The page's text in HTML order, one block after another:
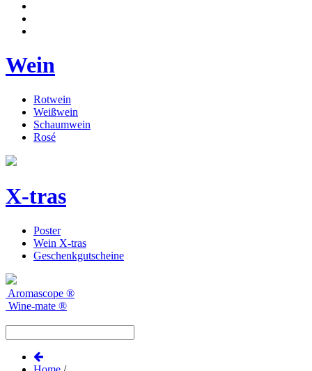
Wein
Rotwein
Weißwein
Schaumwein
Rosé
X-tras
Poster
Wein X-tras
Geschenkgutscheine
Aromascope ®
Wine-mate ®